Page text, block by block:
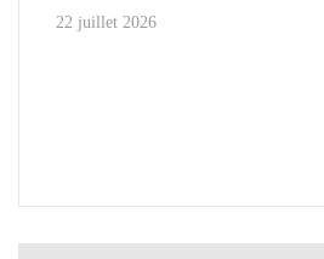
22 juillet 2026